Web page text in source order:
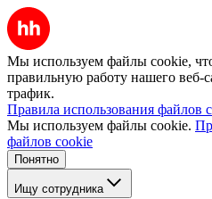
Мы используем файлы cookie,
правильную работу нашего веб-
трафик.
Правила использования файлов
Мы используем файлы cookie.
файлов cookie
Понятно
Ищу сотрудника